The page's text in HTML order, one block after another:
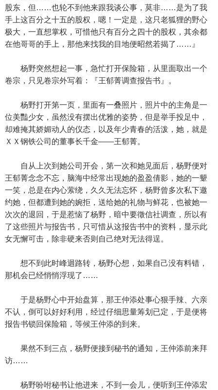
股东，但……也轮不到他来跟我谈公事，莫非……是为了我
手上这百分之十五的股权，嗯！一定是，这只老狐狸的野心
极大，一直想掌权，可惜他只有百分之四十的股权，其余都
在他哥哥的手上，那他来找我的目地便昭然若揭了……』
杨野突然想起一事，急忙打开保险箱，从里面取出一个
卷宗，只见卷宗外写着：『王郁菁调查报告书』。
杨野打开第一页，里面有一叠照片，照片中的主角是一
位美豔少女，虽然没有摆出优雅的姿势，但是举手投足中，
却难掩其娇媚动人的仪态，以及年少青春的活泼，她，就是
ＸＸ钢铁公司的董事长千金——王郁菁。
自从上次到她公司开会，第一次和她见面后，杨野便对
王郁菁念念不忘，脑海中经常出现她的盈盈倩影，她的一颦
一笑，总是在内心萦绕，久久无法忘怀，杨野曾多次私下邀
约她，但都遭到她的婉拒，送给她的礼物与鲜花，也被她一
次次的退回，于是惹恼了杨野，暗中要徵信社调查，所以有
了这些照片与报告书，只可惜从这报告书中的资料，显示此
女无懈可击，除非硬来否则自己绝对无法得逞。
想不到此时峰迴路转，杨野心想，如果自己没有料错，
那机会已经悄悄浮现了……
于是杨野心中开始盘算，那王仲添处事心狠手辣、六亲
不认，倒可以好好利用，经过仔细思量筹划已定，于是便将
报告书锁回保险箱，等候王仲添的到来。
果然不到三点，杨野便接到秘书的通知，王仲添前来拜
访……
杨野吩咐秘书让他进来，不到一会儿，便听到王仲添宏